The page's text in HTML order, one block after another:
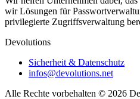
wir Lösungen für
privilegierte Zugriffsverwaltung
Devolutions
Sicherheit & Datenschutz
infos@devolutions.net
Alle Rechte vorbehalten © 2026